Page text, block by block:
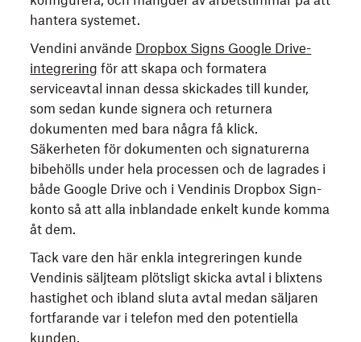
hantera systemet.
Vendini använde Dropbox Signs Google Drive-
integrering för att skapa och formatera
serviceavtal innan dessa skickades till kunder,
som sedan kunde signera och returnera
dokumenten med bara några få klick.
Säkerheten för dokumenten och signaturerna
bibehölls under hela processen och de lagrades i
både Google Drive och i Vendinis Dropbox Sign-
konto så att alla inblandade enkelt kunde komma
åt dem.
Tack vare den här enkla integreringen kunde
Vendinis säljteam plötsligt skicka avtal i blixtens
hastighet och ibland sluta avtal medan säljaren
fortfarande var i telefon med den potentiella
kunden.